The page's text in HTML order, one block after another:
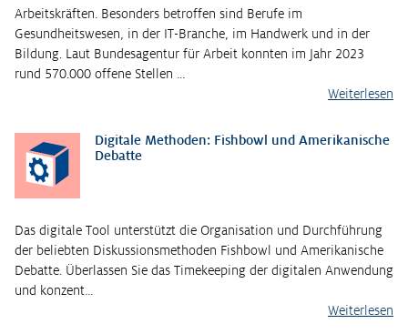
Arbeitskräften. Besonders betroffen sind Berufe im
Gesundheitswesen, in der IT-Branche, im Handwerk und in der
Bildung. Laut Bundesagentur für Arbeit konnten im Jahr 2023
rund 570.000 offene Stellen …
Weiterlesen
Digitale Methoden: Fishbowl und Amerikanische
Debatte
Das digitale Tool unterstützt die Organisation und Durchführung
der beliebten Diskussionsmethoden Fishbowl und Amerikanische
Debatte. Überlassen Sie das Timekeeping der digitalen Anwendung
und konzent…
Weiterlesen